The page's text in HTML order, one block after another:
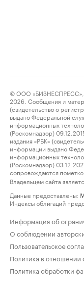
© ООО
2026. Сообщения и
(свидетельство о
выдано Федеральной
информационных
(Роскомнадзор)
издания «РБК»
информации выдано
информационных
(Роскомнадзор)
сопровождаются
Владельцем сайта
Данные предоставлены:
Индексы облигаций
Информация об
О соблюдении
Пользовательское
Политика в отношении
Политика обработки